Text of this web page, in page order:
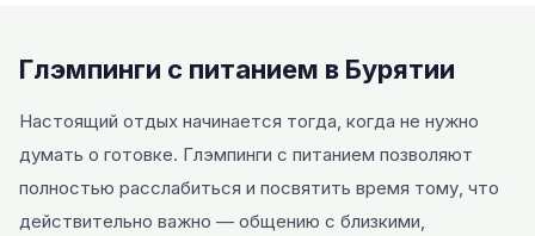
Глэмпинги с питанием в Бурятии
Настоящий отдых начинается тогда, когда не нужно
думать о готовке. Глэмпинги с питанием позволяют
полностью расслабиться и посвятить время тому, что
действительно важно — общению с близкими,